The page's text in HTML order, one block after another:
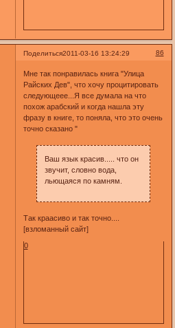
Поделиться 86
2011-03-16 13:24:29
Мне так понравилась книга "Улица
Райских Дев", что хочу процитировать
следующеее...Я все думала на что
похож арабский и когда нашла эту
фразу в книге, то поняла, что это очень
точно сказано "
Ваш язык красив..... что он
звучит, словно вода,
льющаяся по камням.
Так краасиво и так точно....
[взломанный сайт]
0